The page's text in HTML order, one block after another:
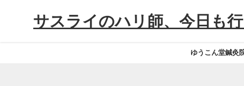
サスライのハリ師、今日も行
ゆうこん堂鍼灸